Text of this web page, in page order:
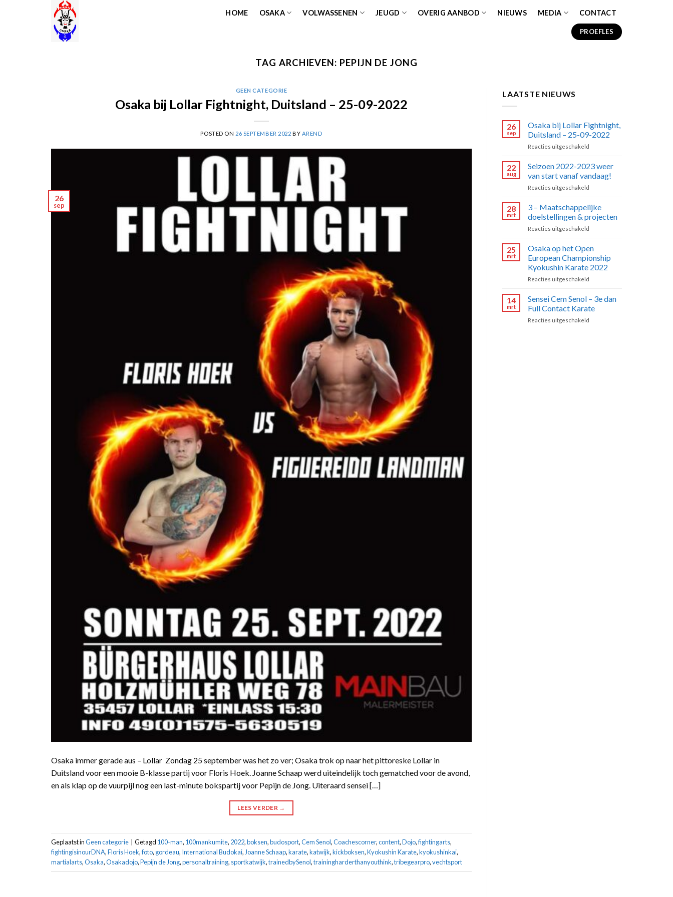
HOME OSAKA VOLWASSENEN JEUGD OVERIG AANBOD NIEUWS MEDIA CONTACT
PROEFLES
TAG ARCHIEVEN: PEPIJN DE JONG
GEEN CATEGORIE
Osaka bij Lollar Fightnight, Duitsland – 25-09-2022
POSTED ON 26 SEPTEMBER 2022 BY AREND
26
sep
Osaka immer gerade aus – Lollar Zondag 25 september was het zo ver; Osaka trok op naar het pittoreske Lollar in
Duitsland voor een mooie B-klasse partij voor Floris Hoek. Joanne Schaap werd uiteindelijk toch gematched voor de avond,
en als klap op de vuurpijl nog een last-minute bokspartij voor Pepijn de Jong. Uiteraard sensei […]
LEES VERDER →
Geplaatst inGeen categorie Getagd 100-man, 100mankumite, 2022,boksen,budosport,Cem Senol,Coachescorner,content,Dojo,fightingarts,
fightingisinourDNA,Floris Hoek,foto, gordeau, International Budokai,Joanne Schaap,karate,katwijk,kickboksen,Kyokushin Karate,kyokushinkai,
martialarts,Osaka,Osakadojo,Pepijn de Jong,personaltraining, sportkatwijk,trainedbySenol,trainingharderthanyouthink,tribegearpro,vechtsport
LAATSTE NIEUWS
26
sep
Osaka bij Lollar Fightnight,
Duitsland – 25-09-2022
Reacties uitgeschakeld
bij
Lollar
Fightnight,
25-
09-
2022
22
aug
Seizoen 2022-2023 weer
van start vanaf vandaag!
Reacties uitgeschakeld
2022-
2023
weer
vanaf
vandaag!
28
mrt
3 – Maatschappelijke
doelstellingen & projecten
Reacties uitgeschakeld
Maatschappelijke
doelstellingen
&
25
mrt
Osaka op het Open
European Championship
Kyokushin Karate 2022
Reacties uitgeschakeld
het
Open
14
mrt
Sensei Cem Senol – 3e dan
Full Contact Karate
Reacties uitgeschakeld